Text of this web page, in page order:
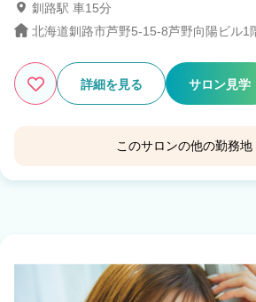
釧路駅 車15分
北海道釧路市芦野5-15-8芦野向陽ビル1
詳細を見る サロン見学
このサロンの他の勤務地
soen by HEADLIGHT 釧路若松町